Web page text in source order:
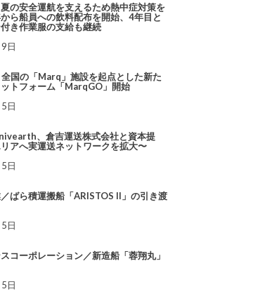
の安全運航を支えるため熱中症対策を
ら船員への飲料配布を開始、4年目と
き作業服の支給も継続
日
国の「Marq」施設を起点とした新た
トフォーム「MarqGO」開始
日
、倉吉運送株式会社と資本提
アへ実運送ネットワークを拡大〜
日
ばら積運搬船「ARISTOS II」の引き渡
日
コーポレーション／新造船「蓉翔丸」
日